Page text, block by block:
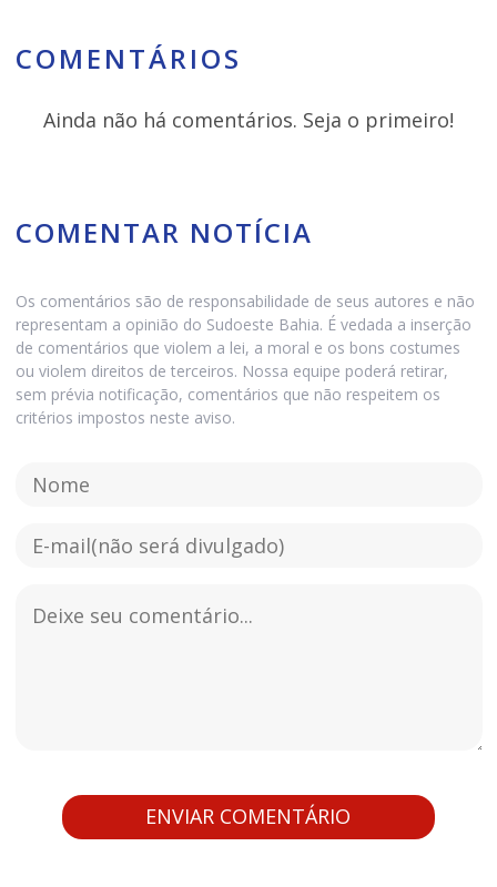
COMENTÁRIOS
Ainda não há comentários. Seja o primeiro!
COMENTAR NOTÍCIA
Os comentários são de responsabilidade de seus autores e não
representam a opinião do Sudoeste Bahia. É vedada a inserção
de comentários que violem a lei, a moral e os bons costumes
ou violem direitos de terceiros. Nossa equipe poderá retirar,
sem prévia notificação, comentários que não respeitem os
critérios impostos neste aviso.